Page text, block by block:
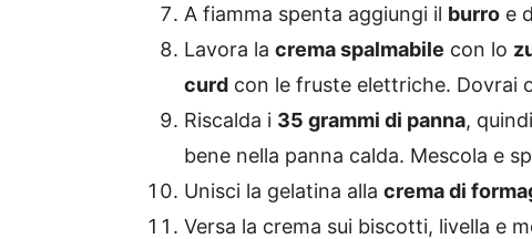
A fiamma spenta aggiungi il burro e
Lavora la crema spalmabile con lo
curd con le fruste elettriche. Dovrai
Riscalda i 35 grammi di panna,
bene nella panna calda. Mescola e
Unisci la gelatina alla crema di
Versa la crema sui biscotti, livella e